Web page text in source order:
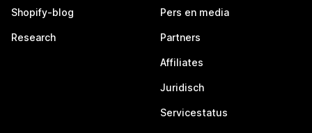
Shopify-blog
Research
Pers en media
Partners
Affiliates
Juridisch
Servicestatus